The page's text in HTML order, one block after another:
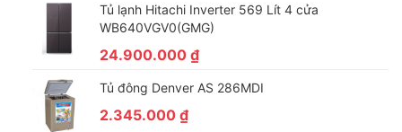
Tủ lạnh Hitachi Inverter 569 Lít 4 cửa
WB640VGV0(GMG)
24.900.000 ₫
Tủ đông Denver AS 286MDI
2.345.000 ₫